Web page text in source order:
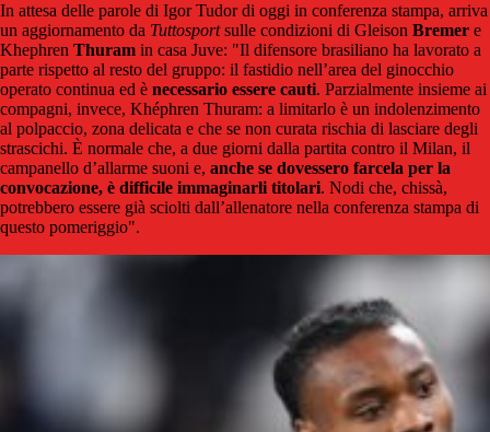
In attesa delle parole di Igor Tudor di oggi in conferenza stampa, arriva
un aggiornamento da Tuttosportsulle condizioni di Gleison Bremer e
Khephren Thuram in casa Juve: "Il difensore brasiliano ha lavorato a
parte rispetto al resto del gruppo: il fastidio nell’area del ginocchio
operato continua ed è necessario essere cauti. Parzialmente insieme ai
compagni, invece, Khéphren Thuram: a limitarlo è un indolenzimento
al polpaccio, zona delicata e che se non curata rischia di lasciare degli
strascichi. È normale che, a due giorni dalla partita contro il Milan, il
campanello d’allarme suoni e, anche se dovessero farcela per la
convocazione, è difficile immaginarli titolari. Nodi che, chissà,
potrebbero essere già sciolti dall’allenatore nella conferenza stampa di
questo pomeriggio".